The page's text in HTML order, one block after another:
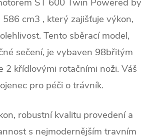
ST 600 Twin Powered by
cm3 , který zajišťuje výkon,
Tento sběrací model,
sečení, je vybaven 98břitým
2 křídlovými rotačními noži. Váš
pro péči o trávník.
robustní kvalitu provedení a
s nejmodernějším travním